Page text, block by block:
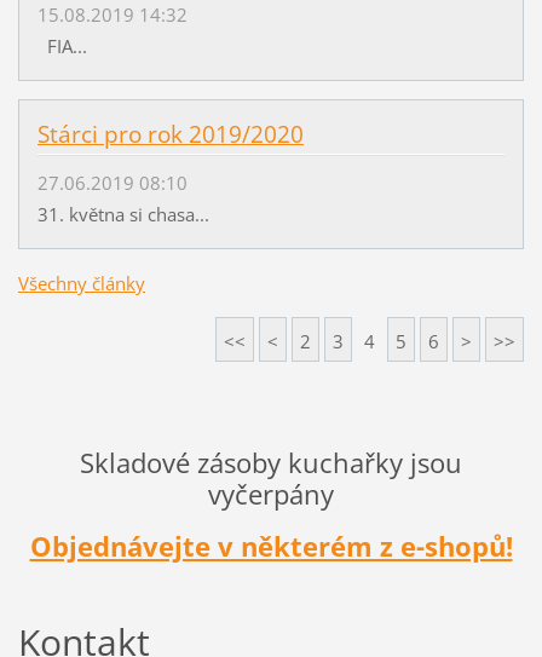
15.08.2019 14:32
FIA...
Stárci pro rok 2019/2020
27.06.2019 08:10
31. května si chasa...
Všechny články
<< < 2 3 4 5 6 > >>
Skladové zásoby kuchařky jsou
vyčerpány
Objednávejte v některém z e-shopů!
Kontakt